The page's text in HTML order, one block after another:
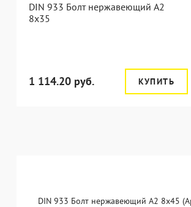
DIN 933 Болт нержавеющий А2
8х35
1 114.20 руб. КУПИТЬ
DIN 933 Болт нержавеющий А2 8х45